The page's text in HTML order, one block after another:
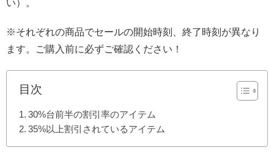
い）。
※それぞれの商品でセールの開始時刻、終了時刻が異なり
ます。ご購入前に必ずご確認ください！
目次
30%台前半の割引率のアイテム
35%以上割引されているアイテム